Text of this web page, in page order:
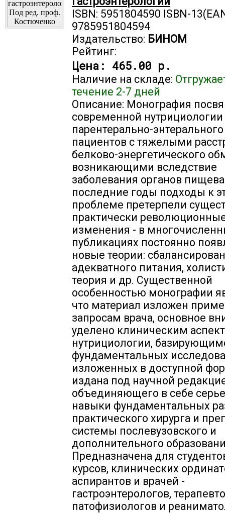
ISBN: 5951804590 ISBN-
9785951804594
Издательство: БИНОМ
Рейтинг:
Цена: 465.00 р.
Наличие на складе:
течение 2-7 дней
Описание: Монография
современной
парентерально-
пациентов с тяжелыми
белково-энергетического
возникающими вследствие
заболевания органов
последние годы подходы к
проблеме претерпели
практически
изменения - в
публикациях постоянно
новые теории:
адекватного питания,
теория и др. Существенной
особенностью монографии
что материал изложен
запросам врача, основное
уделено клиническим
нутрициологии,
фундаментальных
изложенных в доступной
издана под научной
объединяющего в себе
навыки фундаментальных
практического хирурга и
системы послевузовского и
дополнительного
Предназначена для
курсов, клинических
аспирантов и врачей -
гастроэнтерологов,
патофизиологов и